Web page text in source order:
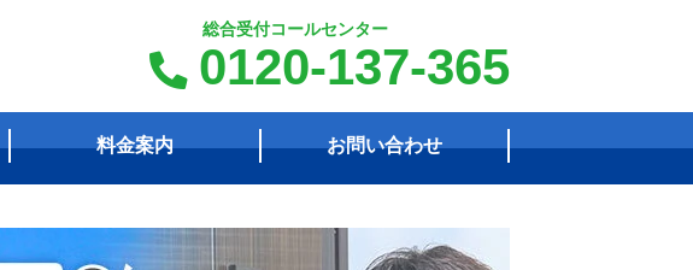
総合受付コールセンター
0120-137-365
料金案内 お問い合わせ